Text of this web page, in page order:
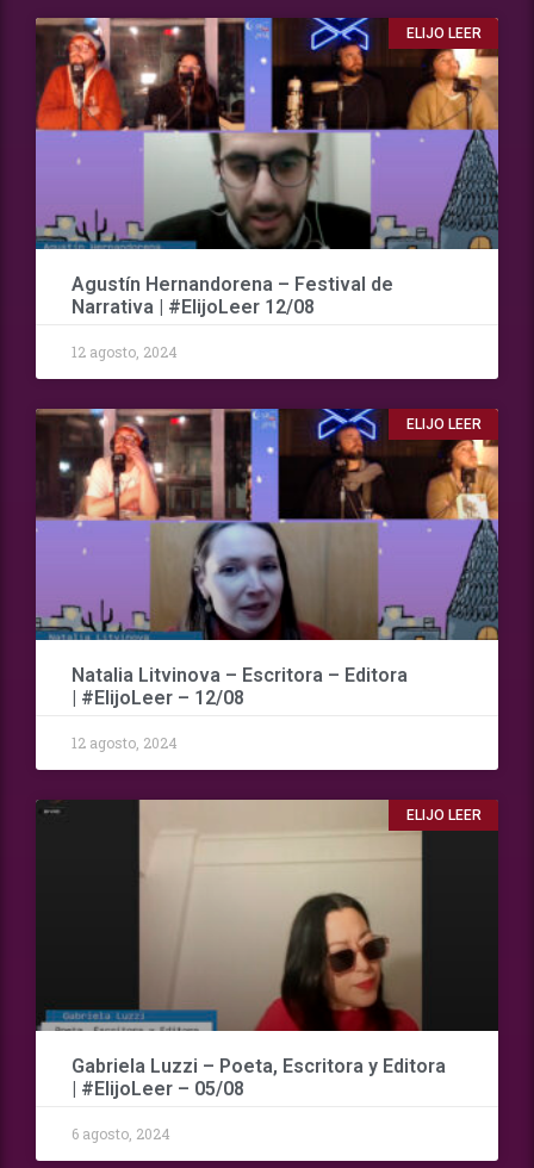
ELIJO LEER
Agustín Hernandorena – Festival de
Narrativa | #ElijoLeer 12/08
12 agosto, 2024
ELIJO LEER
Natalia Litvinova – Escritora – Editora
| #ElijoLeer – 12/08
12 agosto, 2024
ELIJO LEER
Gabriela Luzzi – Poeta, Escritora y Editora
| #ElijoLeer – 05/08
6 agosto, 2024